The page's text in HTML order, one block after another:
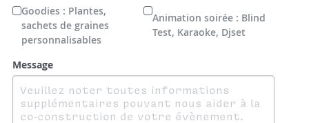
Goodies : Plantes,
sachets de graines
personnalisables
Animation soirée : Blind
Test, Karaoke, Djset
Message